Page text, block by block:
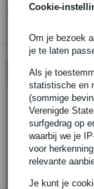
Cookie-
Om je bezoek
je te laten
Als je
statistische en
(sommige
Verenigde
surfgedrag op
waarbij we je
voor
relevante
Je kunt je
Online
werkdagen
30 dagen 'niet
3 jaar Bax